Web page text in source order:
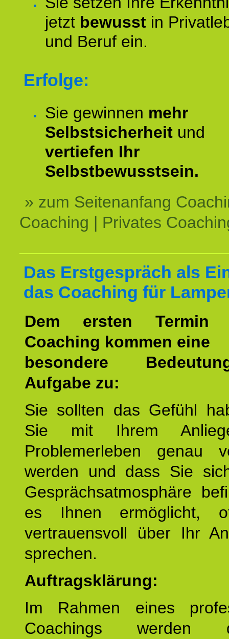
jetzt bewusst in
und Beruf ein.
Erfolge:
Sie gewinnen mehr
Selbstsicherheit und
vertiefen Ihr
Selbstbewusstsein.
» zum Seitenanfang
Coaching | Privates
Das Erstgespräch als
das Coaching für
Dem ersten
Coaching kommen eine
besondere
Aufgabe zu:
Sie sollten das Gefühl
Sie mit Ihrem
Problemerleben genau
werden und dass Sie
Gesprächsatmosphäre
es Ihnen ermöglicht,
vertrauensvoll über Ihr
sprechen.
Auftragsklärung:
Im Rahmen eines
Coachings